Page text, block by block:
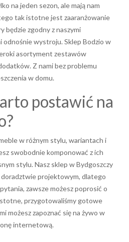
na jeden sezon, ale mają nam
tak istotne jest zaaranżowanie
będzie zgodny z naszymi
odnośnie wystroju. Sklep Bodzio w
asortyment zestawów
Z nami bez problemu
w domu.
postawić na
w różnym stylu, wariantach i
swobodnie komponować z ich
stylu. Nasz sklep w Bydgoszczy
projektowym, dlatego
zawsze możesz poprosić o
przygotowaliśmy gotowe
możesz zapoznać się na żywo w
internetową.